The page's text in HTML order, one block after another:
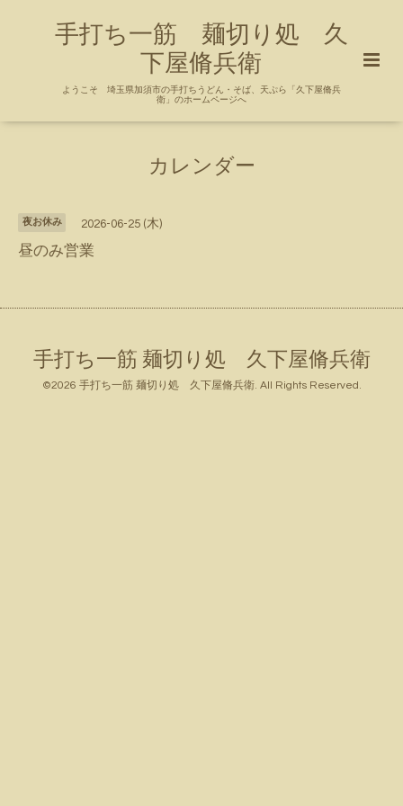
手打ち一筋 麺切り処 久
下屋脩兵衛
ようこそ 埼玉県加須市の手打ちうどん・そば、天ぷら「久下屋脩兵
衛」のホームページへ
カレンダー
夜お休み 2026-06-25 (木)
昼のみ営業
手打ち一筋 麺切り処 久下屋脩兵衛
©2026 手打ち一筋 麺切り処 久下屋脩兵衛. All Rights Reserved.